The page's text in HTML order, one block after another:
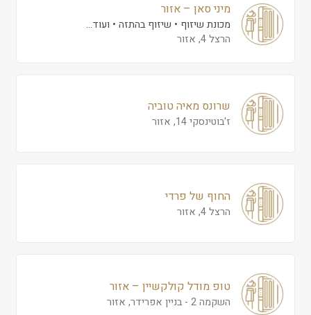
מיני סאן – אזור
מכונת שיזוף שיזוף בהתזה
ועוד...
הרצל 4, אזור
שרונס מאיה טוביה
ז'בוטינסקי 14, אזור
החוף של פרדי
הרצל 4, אזור
טופ מודל קולקשיין – אזור
השקמה 2 - בניין אפרידר, אזור